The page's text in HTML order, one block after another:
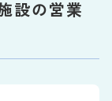
設の営業